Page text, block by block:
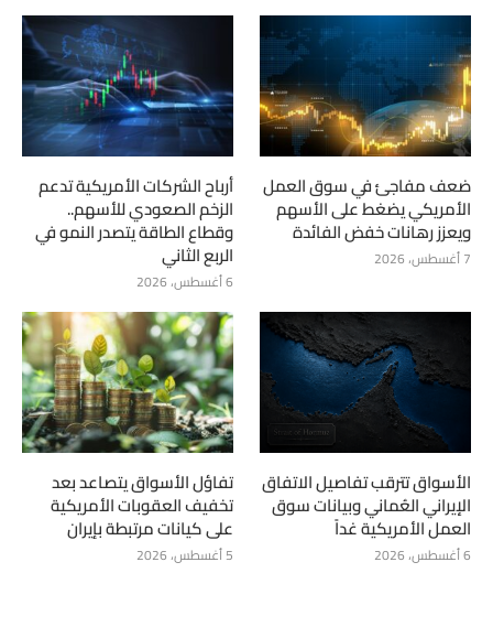
ضعف مفاجئ في سوق العمل
الأمريكي يضغط على الأسهم
ويعزز رهانات خفض الفائدة
7 أغسطس، 2026
أرباح الشركات الأمريكية تدعم
الزخم الصعودي للأسهم..
وقطاع الطاقة يتصدر النمو في
الربع الثاني
6 أغسطس، 2026
الأسواق تترقب تفاصيل الاتفاق
الإيراني العُماني وبيانات سوق
العمل الأمريكية غداً
6 أغسطس، 2026
تفاؤل الأسواق يتصاعد بعد
تخفيف العقوبات الأمريكية
على كيانات مرتبطة بإيران
5 أغسطس، 2026